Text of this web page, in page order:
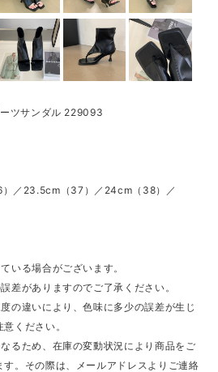
ツサンダル 229093
／23.5cm（37）／24cm（38）／
いる場合がございます。
差がありますのでご了承ください。
の違いにより、色味に多少の誤差が生じ
ください。
るため、在庫の変動状況により商品をご
。その際は、メールアドレスよりご連絡